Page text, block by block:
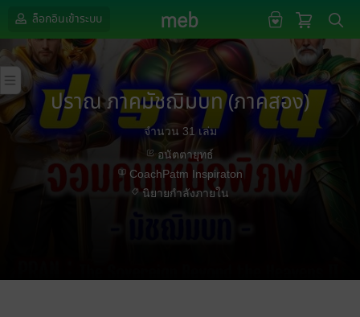
ล็อกอินเข้าระบบ
ปราณ ภาคมัชฌิมบท (ภาคสอง)
จำนวน 31 เล่ม
อนัตตายุทธ์
CoachPatm Inspiraton
นิยายกำลังภายใน